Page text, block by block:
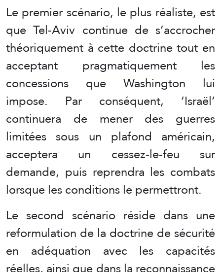
Le premier scénario, le plus réaliste, est
que Tel-Aviv continue de s’accrocher
théoriquement à cette doctrine tout en
acceptant pragmatiquement les
concessions que Washington lui
impose. Par conséquent, ‘Israël’
continuera de mener des guerres
limitées sous un plafond américain,
acceptera un cessez-le-feu sur
demande, puis reprendra les combats
lorsque les conditions le permettront.
Le second scénario réside dans une
reformulation de la doctrine de sécurité
en adéquation avec les capacités